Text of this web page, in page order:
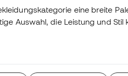
eine breite
Auswahl, die Leistung und